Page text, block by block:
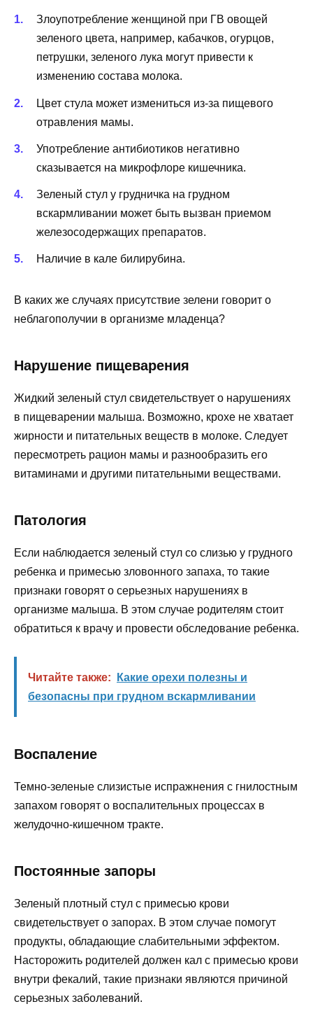
Злоупотребление женщиной при ГВ овощей
зеленого цвета, например, кабачков, огурцов,
петрушки, зеленого лука могут привести к
изменению состава молока.
Цвет стула может измениться из-за пищевого
отравления мамы.
Употребление антибиотиков негативно
сказывается на микрофлоре кишечника.
Зеленый стул у грудничка на грудном
вскармливании может быть вызван приемом
железосодержащих препаратов.
Наличие в кале билирубина.
В каких же случаях присутствие зелени говорит о
неблагополучии в организме младенца?
Нарушение пищеварения
Жидкий зеленый стул свидетельствует о нарушениях
в пищеварении малыша. Возможно, крохе не хватает
жирности и питательных веществ в молоке. Следует
пересмотреть рацион мамы и разнообразить его
витаминами и другими питательными веществами.
Патология
Если наблюдается зеленый стул со слизью у грудного
ребенка и примесью зловонного запаха, то такие
признаки говорят о серьезных нарушениях в
организме малыша. В этом случае родителям стоит
обратиться к врачу и провести обследование ребенка.
Читайте также:
Какие орехи полезны и
безопасны при грудном вскармливании
Воспаление
Темно-зеленые слизистые испражнения с гнилостным
запахом говорят о воспалительных процессах в
желудочно-кишечном тракте.
Постоянные запоры
Зеленый плотный стул с примесью крови
свидетельствует о запорах. В этом случае помогут
продукты, обладающие слабительными эффектом.
Насторожить родителей должен кал с примесью крови
внутри фекалий, такие признаки являются причиной
серьезных заболеваний.